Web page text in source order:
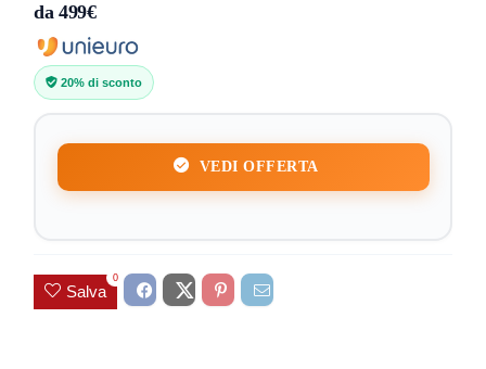
da 499€
20% di sconto
VEDI OFFERTA
Salva
0